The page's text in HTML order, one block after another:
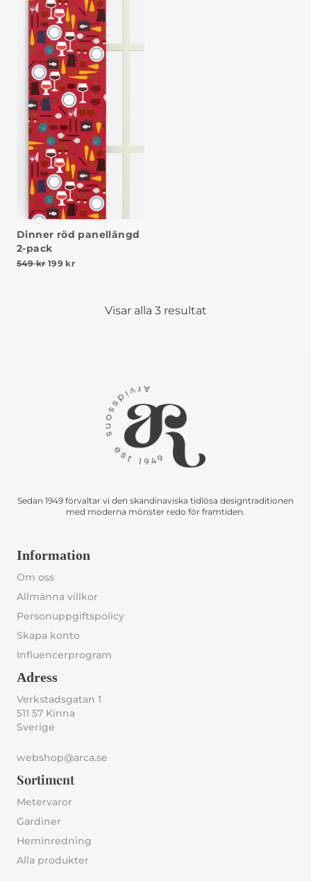
Dinner röd panellängd
2-pack
549kr Det ursprungliga priset var: 549 kr.
199 krDet nuvarande priset är: 199 kr.
Visar alla 3 resultat
Sedan 1949 förvaltar vi den skandinaviska tidlösa designtraditionen
med moderna mönster redo för framtiden.
Information
Om oss
Allmänna villkor
Personuppgiftspolicy
Skapa konto
Influencerprogram
Adress
Verkstadsgatan 1
511 57 Kinna
Sverige
webshop@arca.se
Sortiment
Metervaror
Gardiner
Heminredning
Alla produkter